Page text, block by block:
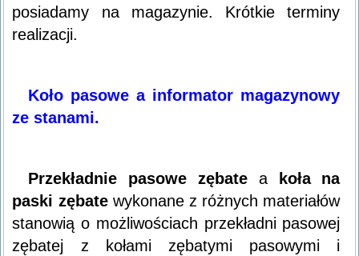
posiadamy na magazynie. Krótkie terminy
realizacji.
Koło pasowe a informator magazynowy
ze stanami.
Przekładnie pasowe zębatea
koła na
paski zębatewykonane z różnych materiałów
stanowią o możliwościach przekładni pasowej
zębatej z kołami zębatymi pasowymi i